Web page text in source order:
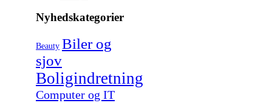
Nyhedskategorier
Beauty Biler og
sjov
Boligindretning
Computer og IT